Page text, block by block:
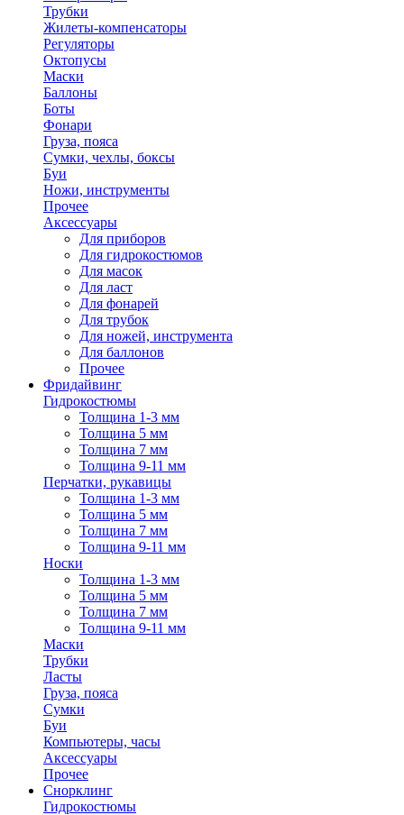
Трубки
Жилеты-компенсаторы
Регуляторы
Октопусы
Маски
Баллоны
Боты
Фонари
Груза, пояса
Сумки, чехлы, боксы
Буи
Ножи, инструменты
Прочее
Аксессуары
Для приборов
Для гидрокостюмов
Для масок
Для ласт
Для фонарей
Для трубок
Для ножей, инструмента
Для баллонов
Прочее
Фридайвинг
Гидрокостюмы
Толщина 1-3 мм
Толщина 5 мм
Толщина 7 мм
Толщина 9-11 мм
Перчатки, рукавицы
Толщина 1-3 мм
Толщина 5 мм
Толщина 7 мм
Толщина 9-11 мм
Носки
Толщина 1-3 мм
Толщина 5 мм
Толщина 7 мм
Толщина 9-11 мм
Маски
Трубки
Ласты
Груза, пояса
Сумки
Буи
Компьютеры, часы
Аксессуары
Прочее
Снорклинг
Гидрокостюмы